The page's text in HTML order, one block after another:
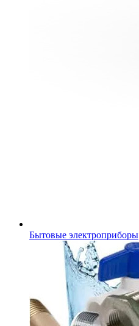
Бытовые электроприборы